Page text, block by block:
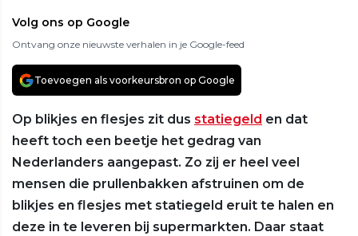
Volg ons op Google
Ontvang onze nieuwste verhalen in je Google-feed
Toevoegen als voorkeursbron op Google
Op blikjes en flesjes zit dus statiegeld en dat
heeft toch een beetje het gedrag van
Nederlanders aangepast. Zo zij er heel veel
mensen die prullenbakken afstruinen om de
blikjes en flesjes met statiegeld eruit te halen en
deze in te leveren bij supermarkten. Daar staat